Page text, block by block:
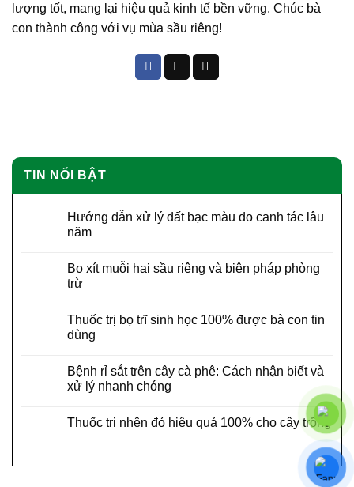
lượng tốt, mang lại hiệu quả kinh tế bền vững. Chúc bà
con thành công với vụ mùa sầu riêng!
TIN NỔI BẬT
Hướng dẫn xử lý đất bạc màu do canh tác lâu
năm
Bọ xít muỗi hại sầu riêng và biện pháp phòng
trừ
Thuốc trị bọ trĩ sinh học 100% được bà con tin
dùng
Bệnh rỉ sắt trên cây cà phê: Cách nhận biết và
xử lý nhanh chóng
Thuốc trị nhện đỏ hiệu quả 100% cho cây trồng